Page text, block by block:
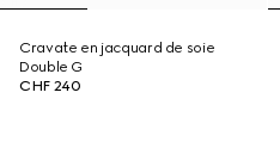
Cravate en jacquard de soie
Double G
CHF 240